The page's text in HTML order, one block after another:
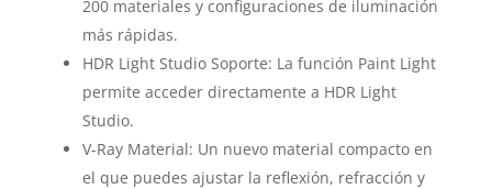
200 materiales y configuraciones de iluminación
más rápidas.
HDR Light Studio Soporte: La función Paint Light
permite acceder directamente a HDR Light
Studio.
V-Ray Material: Un nuevo material compacto en
el que puedes ajustar la reflexión, refracción y